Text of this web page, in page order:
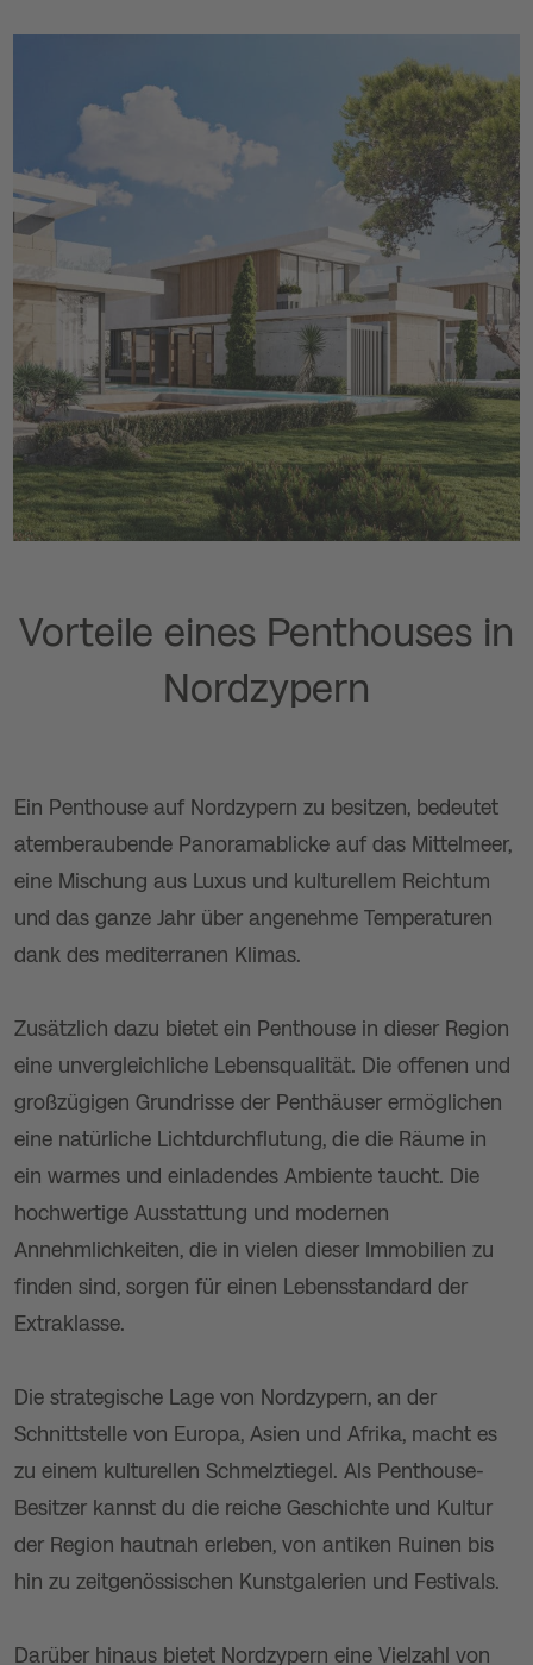
Vorteile eines Penthouses in
Nordzypern
Ein Penthouse auf Nordzypern zu besitzen, bedeutet
atemberaubende Panoramablicke auf das Mittelmeer,
eine Mischung aus Luxus und kulturellem Reichtum
und das ganze Jahr über angenehme Temperaturen
dank des mediterranen Klimas.
Zusätzlich dazu bietet ein Penthouse in dieser Region
eine unvergleichliche Lebensqualität. Die offenen und
großzügigen Grundrisse der Penthäuser ermöglichen
eine natürliche Lichtdurchflutung, die die Räume in
ein warmes und einladendes Ambiente taucht. Die
hochwertige Ausstattung und modernen
Annehmlichkeiten, die in vielen dieser Immobilien zu
finden sind, sorgen für einen Lebensstandard der
Extraklasse.
Die strategische Lage von Nordzypern, an der
Schnittstelle von Europa, Asien und Afrika, macht es
zu einem kulturellen Schmelztiegel. Als Penthouse-
Besitzer kannst du die reiche Geschichte und Kultur
der Region hautnah erleben, von antiken Ruinen bis
hin zu zeitgenössischen Kunstgalerien und Festivals.
Darüber hinaus bietet Nordzypern eine Vielzahl von